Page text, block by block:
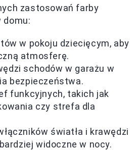
zastosowań farby
domu:
w pokoju dziecięcym, aby
atmosferę.
schodów w garażu w
bezpieczeństwa.
funkcyjnych, takich jak
czy strefa dla
światła i krawędzi
widoczne w nocy.